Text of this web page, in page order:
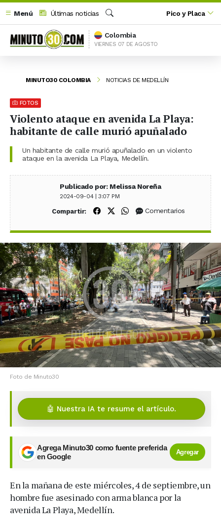
Menú
Últimas noticias
Buscar
Pico y Placa
Colombia
VIERNES 07 DE AGOSTO
MINUTO30 COLOMBIA NOTICIAS DE MEDELLÍN
FOTOS
Violento ataque en avenida La Playa:
habitante de calle murió apuñalado
Un habitante de calle murió apuñalado en un violento
ataque en la avenida La Playa, Medellín.
Publicado por: Melissa Noreña
2024-09-04 | 3:07 PM
Compartir: Compartir en Facebook
Compartir en X (Twitter)
Compartir en WhatsApp
Comentarios
Foto de Minuto30
🤖 Nuestra IA te resume el artículo.
Agrega Minuto30 como fuente preferida
en Google
Agregar
En la mañana de este miércoles, 4 de septiembre, un
hombre fue asesinado con arma blanca por la
avenida La Playa, Medellín.